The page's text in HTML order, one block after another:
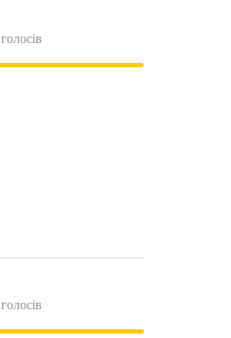
голосів
голосів